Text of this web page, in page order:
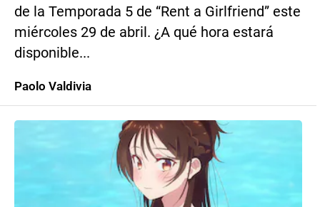
de la Temporada 5 de “Rent a Girlfriend” este
miércoles 29 de abril. ¿A qué hora estará
disponible...
Paolo Valdivia